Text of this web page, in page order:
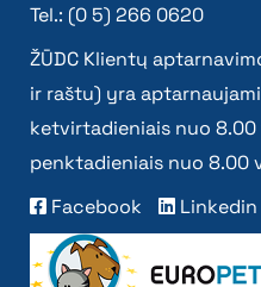
Tel.: (0 5) 266 0620
ŽŪDC Klientų
ir raštu) yra
ketvirtadieniais nuo 8.00
penktadieniais nuo 8.00
Facebook
Linkedin